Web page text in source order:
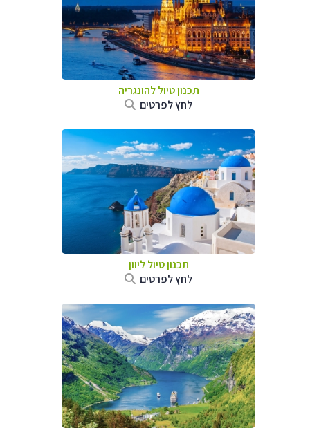
תכנון טיול להונגריה
לחץ לפרטים
תכנון טיול ליוון
לחץ לפרטים